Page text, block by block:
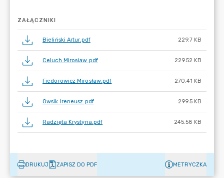
ZAŁĄCZNIKI
Bieliński Artur.pdf 229.7 KB
Celuch Mirosław.pdf 229.52 KB
Fiedorowicz Mirosław.pdf 270.41 KB
Owsik Ireneusz.pdf 299.5 KB
Radzięta Krystyna.pdf 245.58 KB
DRUKUJ ZAPISZ DO PDF METRYCZKA